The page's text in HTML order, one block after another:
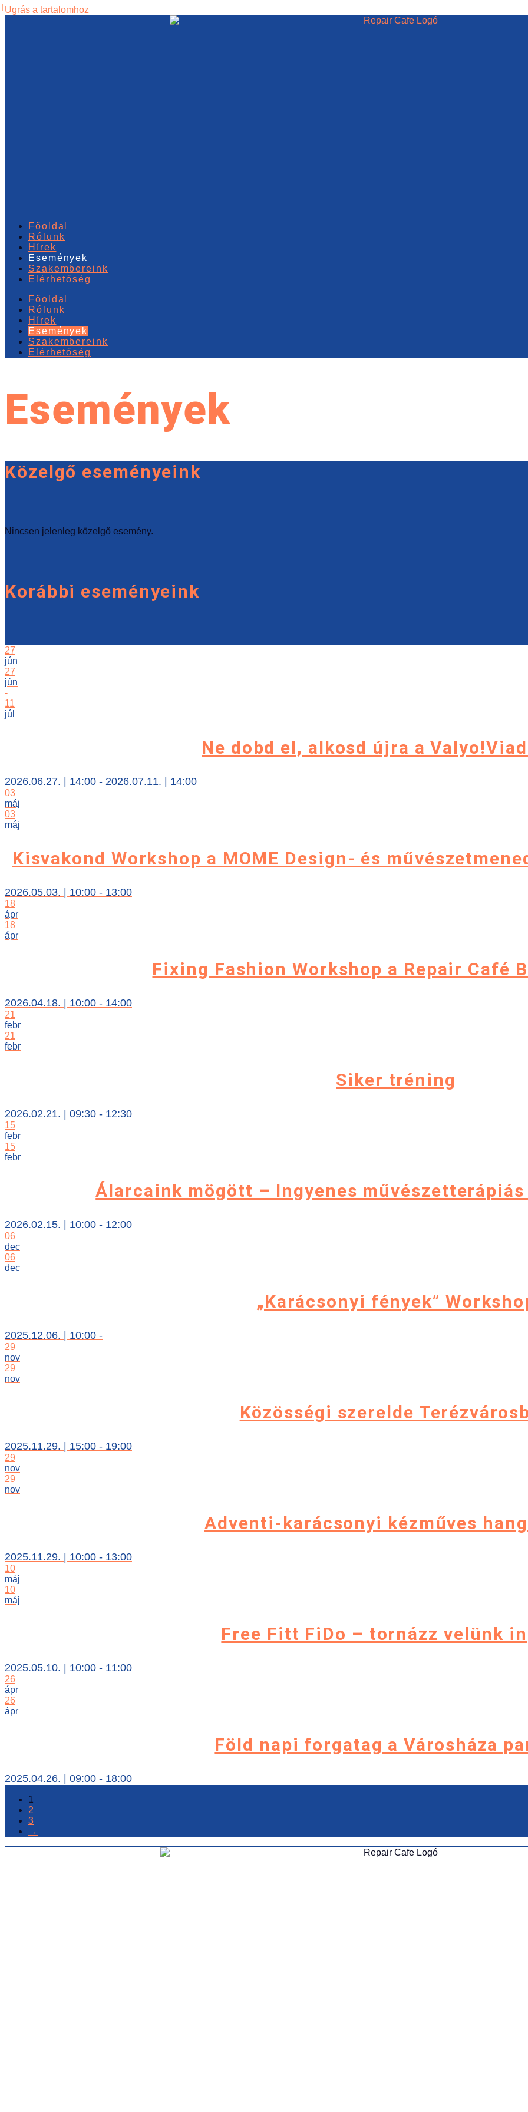
Ugrás a tartalomhoz
Főoldal
Rólunk
Hírek
Események
Szakembereink
Elérhetőség
Főoldal
Rólunk
Hírek
Események
Szakembereink
Elérhetőség
Események
Közelgő eseményeink
Nincsen jelenleg közelgő esemény.
Korábbi eseményeink
27
jún
27
jún
-
11
júl
Ne dobd el, alkosd újra a
2026.06.27. | 14:00 - 2026.07.11. | 14:00
03
máj
03
máj
Kisvakond Workshop a MOME Design- és
2026.05.03. | 10:00 - 13:00
18
ápr
18
ápr
Fixing Fashion Workshop a Repair Café
2026.04.18. | 10:00 - 14:00
21
febr
21
febr
Siker tréning
2026.02.21. | 09:30 - 12:30
15
febr
15
febr
Álarcaink mögött – Ingyenes
2026.02.15. | 10:00 - 12:00
06
dec
06
dec
„Karácsonyi fények”
2025.12.06. | 10:00 -
29
nov
29
nov
Közösségi szerelde
2025.11.29. | 15:00 - 19:00
29
nov
29
nov
Adventi-karácsonyi kézműves
2025.11.29. | 10:00 - 13:00
10
máj
10
máj
Free Fitt FiDo – tornázz velünk
2025.05.10. | 10:00 - 11:00
26
ápr
26
ápr
Föld napi forgatag a Városháza
2025.04.26. | 09:00 - 18:00
1
2
3
→